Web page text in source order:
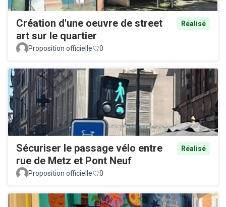
Création d'une oeuvre de street
art sur le quartier
Réalisé
Proposition officielle 0
Sécuriser le passage vélo entre
rue de Metz et Pont Neuf
Réalisé
Proposition officielle 0